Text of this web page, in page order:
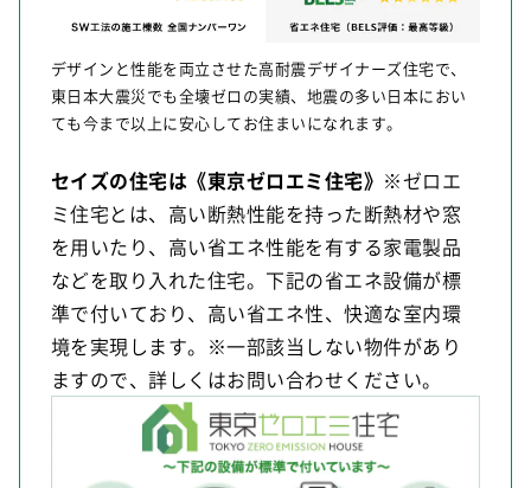
デザインと性能を両立させた高耐震デザイナーズ住宅で、
東日本大震災でも全壊ゼロの実績、地震の多い日本におい
ても今まで以上に安心してお住まいになれます。
セイズの住宅は《東京ゼロエミ住宅》 ※ゼロエ
ミ住宅とは、高い断熱性能を持った断熱材や窓
を用いたり、高い省エネ性能を有する家電製品
などを取り入れた住宅。下記の省エネ設備が標
準で付いており、高い省エネ性、快適な室内環
境を実現します。※一部該当しない物件があり
ますので、詳しくはお問い合わせください。